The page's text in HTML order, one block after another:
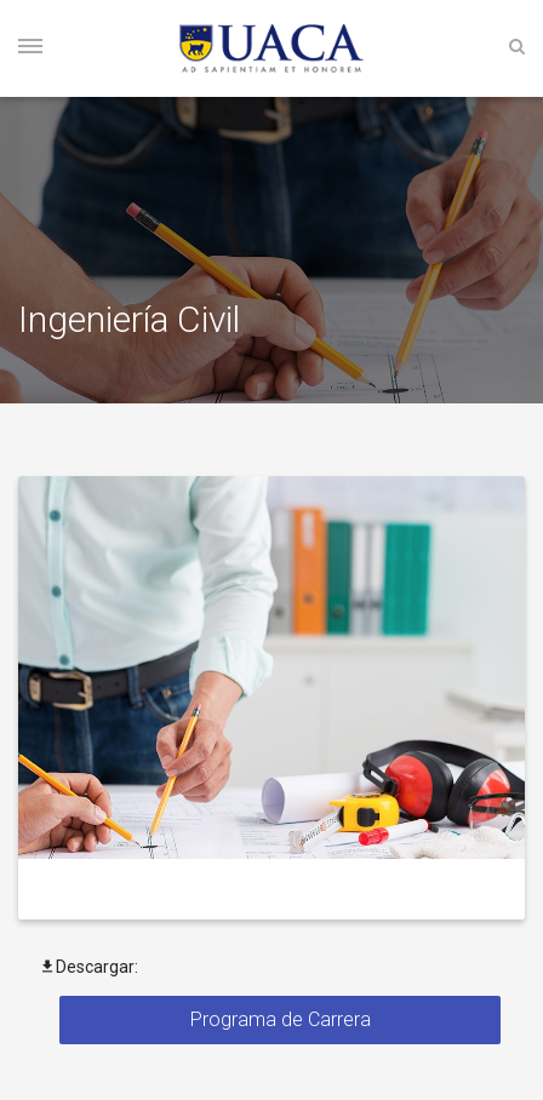
Ingeniería Civil
Descargar:
Programa de Carrera